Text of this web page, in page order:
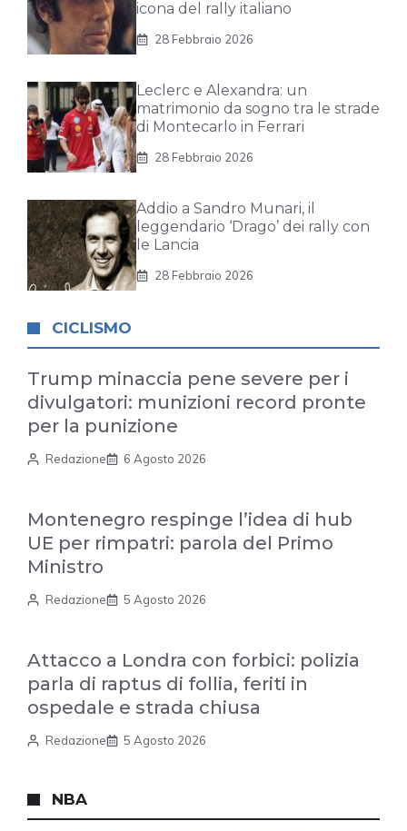
icona del rally italiano
28 Febbraio 2026
Leclerc e Alexandra: un
matrimonio da sogno tra le strade
di Montecarlo in Ferrari
28 Febbraio 2026
Addio a Sandro Munari, il
leggendario ‘Drago’ dei rally con
le Lancia
28 Febbraio 2026
CICLISMO
Trump minaccia pene severe per i
divulgatori: munizioni record pronte
per la punizione
Redazione 6 Agosto 2026
Montenegro respinge l’idea di hub
UE per rimpatri: parola del Primo
Ministro
Redazione 5 Agosto 2026
Attacco a Londra con forbici: polizia
parla di raptus di follia, feriti in
ospedale e strada chiusa
Redazione 5 Agosto 2026
NBA